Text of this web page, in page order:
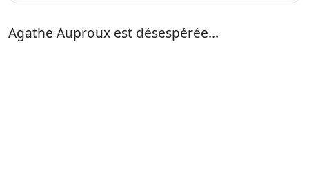
Agathe Auproux est désespérée…